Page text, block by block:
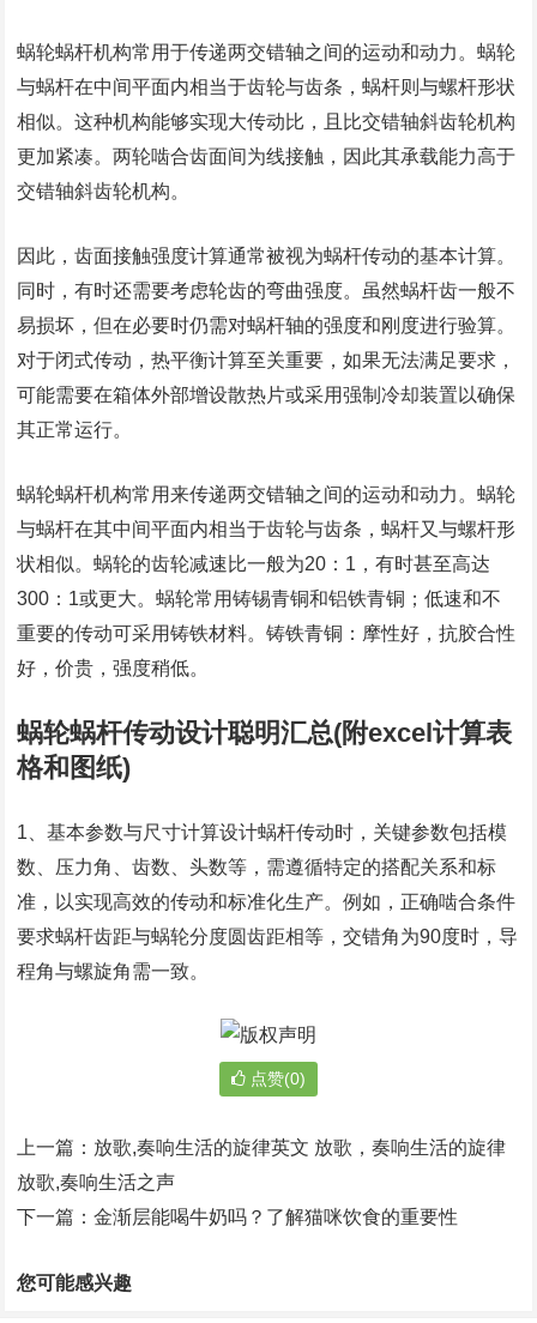
蜗轮蜗杆机构常用于传递两交错轴之间的运动和动力。蜗轮
与蜗杆在中间平面内相当于齿轮与齿条，蜗杆则与螺杆形状
相似。这种机构能够实现大传动比，且比交错轴斜齿轮机构
更加紧凑。两轮啮合齿面间为线接触，因此其承载能力高于
交错轴斜齿轮机构。
因此，齿面接触强度计算通常被视为蜗杆传动的基本计算。
同时，有时还需要考虑轮齿的弯曲强度。虽然蜗杆齿一般不
易损坏，但在必要时仍需对蜗杆轴的强度和刚度进行验算。
对于闭式传动，热平衡计算至关重要，如果无法满足要求，
可能需要在箱体外部增设散热片或采用强制冷却装置以确保
其正常运行。
蜗轮蜗杆机构常用来传递两交错轴之间的运动和动力。蜗轮
与蜗杆在其中间平面内相当于齿轮与齿条，蜗杆又与螺杆形
状相似。蜗轮的齿轮减速比一般为20：1，有时甚至高达
300：1或更大。蜗轮常用铸锡青铜和铝铁青铜；低速和不
重要的传动可采用铸铁材料。铸铁青铜：摩性好，抗胶合性
好，价贵，强度稍低。
蜗轮蜗杆传动设计聪明汇总(附excel计算表
格和图纸)
1、基本参数与尺寸计算设计蜗杆传动时，关键参数包括模
数、压力角、齿数、头数等，需遵循特定的搭配关系和标
准，以实现高效的传动和标准化生产。例如，正确啮合条件
要求蜗杆齿距与蜗轮分度圆齿距相等，交错角为90度时，导
程角与螺旋角需一致。
点赞(0)
上一篇： 放歌,奏响生活的旋律英文 放歌，奏响生活的旋律
放歌,奏响生活之声
下一篇：金渐层能喝牛奶吗？了解猫咪饮食的重要性
您可能感兴趣